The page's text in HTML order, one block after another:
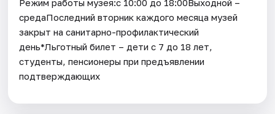
Режим работы музея:с 10:00 до 18:00Выходной –
средаПоследний вторник каждого месяца музей
закрыт на санитарно-профилактический
день*Льготный билет – дети с 7 до 18 лет,
студенты, пенсионеры при предъявлении
подтверждающих